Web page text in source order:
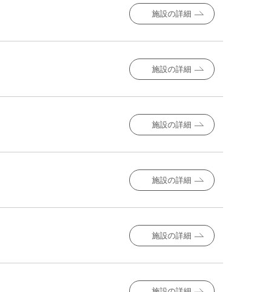
施設の詳細
施設の詳細
施設の詳細
施設の詳細
施設の詳細